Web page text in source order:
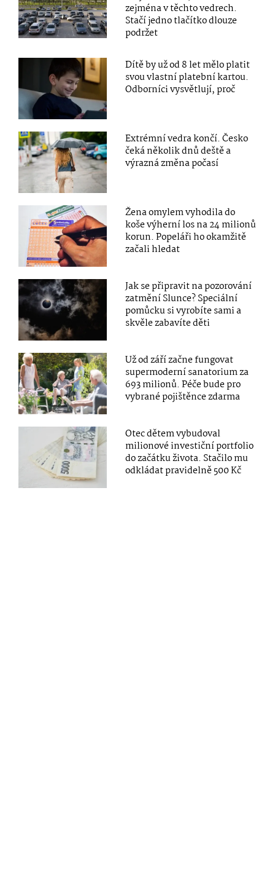
zejména v těchto vedrech.
Stačí jedno tlačítko dlouze
podržet
Dítě by už od 8 let mělo platit
svou vlastní platební kartou.
Odborníci vysvětlují, proč
Extrémní vedra končí. Česko
čeká několik dnů deště a
výrazná změna počasí
Žena omylem vyhodila do
koše výherní los na 24 milionů
korun. Popeláři ho okamžitě
začali hledat
Jak se připravit na pozorování
zatmění Slunce? Speciální
pomůcku si vyrobíte sami a
skvěle zabavíte děti
Už od září začne fungovat
supermoderní sanatorium za
693 milionů. Péče bude pro
vybrané pojištěnce zdarma
Otec dětem vybudoval
milionové investiční portfolio
do začátku života. Stačilo mu
odkládat pravidelně 500 Kč